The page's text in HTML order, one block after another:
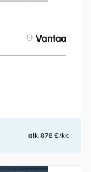
Vantaa
alk. 878 €/kk